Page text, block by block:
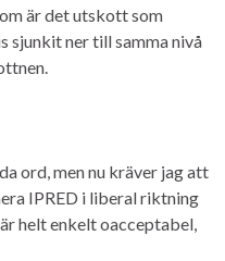
är det utskott som
sjunkit ner till samma nivå
ord, men nu kräver jag att
IPRED i liberal riktning
helt enkelt oacceptabel,